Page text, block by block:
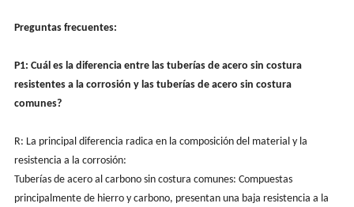
Preguntas frecuentes:
P1: Cuál es la diferencia entre las tuberías de acero sin costura
resistentes a la corrosión y las tuberías de acero sin costura
comunes?
R: La principal diferencia radica en la composición del material y la
resistencia a la corrosión:
Tuberías de acero al carbono sin costura comunes: Compuestas
principalmente de hierro y carbono, presentan una baja resistencia a la